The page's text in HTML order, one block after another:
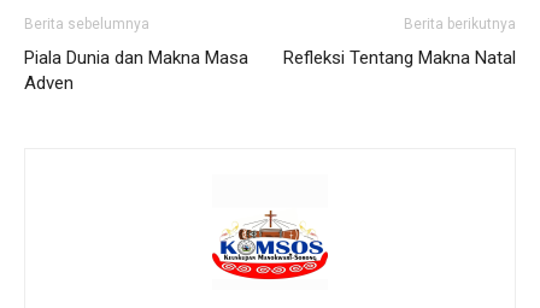
Berita sebelumnya
Piala Dunia dan Makna Masa
Adven
Berita berikutnya
Refleksi Tentang Makna Natal